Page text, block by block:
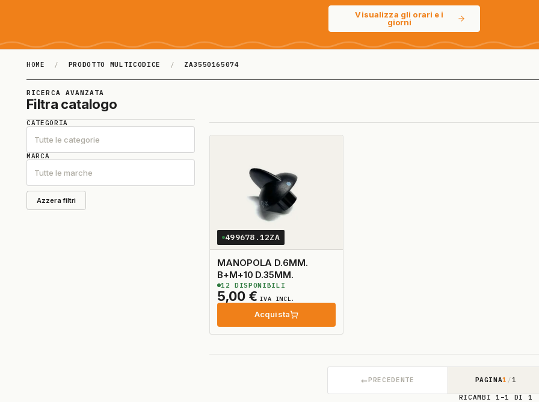
Visualizza gli orari e i
giorni
HOME / PRODOTTO MULTICODICE / ZA3550165074
ZA3550165074
RICERCA AVANZATA
Filtra catalogo
CATEGORIA
Tutte le categorie
MARCA
Tutte le marche
Azzera filtri
499678.12ZA
MANOPOLA D.6MM.
B+M+10 D.35MM.
5,00 € IVA INCL.
Acquista
12 DISPONIBILI
←PRECEDENTE PAGINA1 /1
RICAMBI 1–1 DI 1